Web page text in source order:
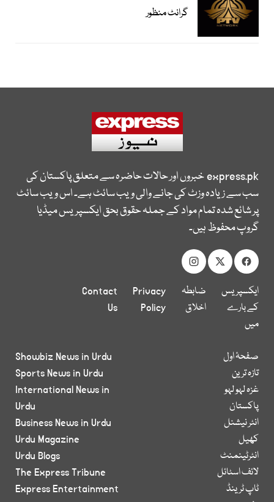
گرانٹ منظور
express.pkخبروں اور حالات حاضرہ سے متعلق پاکستان کی
سب سے زیادہ وزٹ کی جانے والی ویب سائٹ ہے۔ اس ویب سائٹ
پر شائع شدہ تمام مواد کے جملہ حقوق بحق ایکسپریس میڈیا
گروپ محفوظ ہیں۔
ایکسپریس
کے بارے
میں
ضابطہ
اخلاق
Privacy
Policy
Contact
Us
صفحۂ اول
تازہ ترین
غزہ لہو لہو
پاکستان
انٹر نیشنل
کھیل
انٹرٹینمنٹ
لائف اسٹائل
ٹاپ ٹرینڈ
Showbiz News in Urdu
Sports News in Urdu
International News in
Urdu
Business News in Urdu
Urdu Magazine
Urdu Blogs
The Express Tribune
Express Entertainment